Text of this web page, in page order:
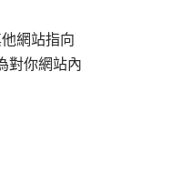
網站指向
對你網站內